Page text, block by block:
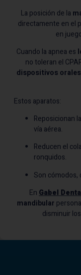
La posición de la
directamente en el
en
Cuando la apnea es
no toleran el
dispositivos orales
Estos aparatos:
Reposicionan la
vía aérea.
Reducen el
ronquidos.
Son cómodos,
En Gabel
mandibular
disminuir